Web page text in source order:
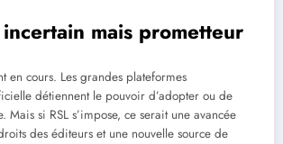
mais prometteur
en cours. Les grandes plateformes
détiennent le pouvoir d’adopter ou de
Mais si RSL s’impose, ce serait une avancée
des éditeurs et une nouvelle source de